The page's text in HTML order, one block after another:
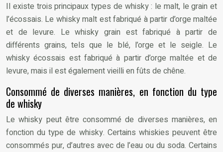
Il existe trois principaux types de whisky : le malt, le grain et
l’écossais. Le whisky malt est fabriqué à partir d’orge maltée
et de levure. Le whisky grain est fabriqué à partir de
différents grains, tels que le blé, l’orge et le seigle. Le
whisky écossais est fabriqué à partir d’orge maltée et de
levure, mais il est également vieilli en fûts de chêne.
Consommé de diverses manières, en fonction du type
de whisky
Le whisky peut être consommé de diverses manières, en
fonction du type de whisky. Certains whiskies peuvent être
consommés pur, d’autres avec de l’eau ou du soda. Certains